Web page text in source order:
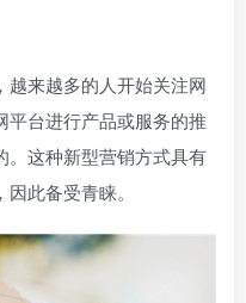
越来越多的人开始关注网
平台进行产品或服务的推
。这种新型营销方式具有
此备受青睐。